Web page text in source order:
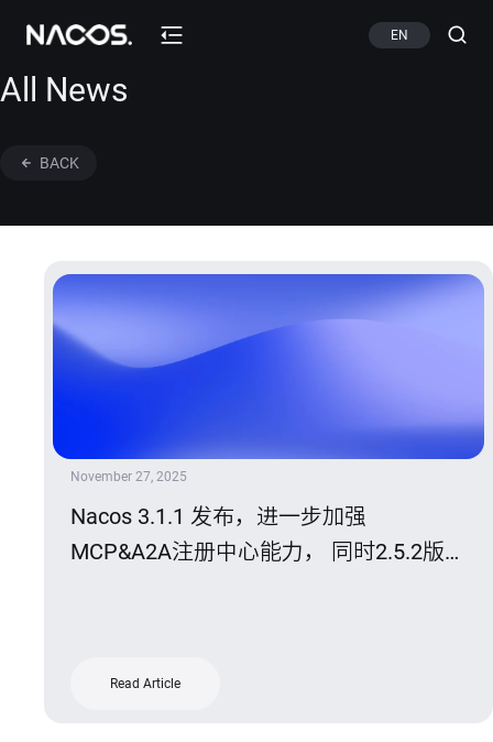
EN
All News
BACK
November 27, 2025
Nacos 3.1.1 发布，进一步加强
MCP&A2A注册中心能力， 同时2.5.2版本
Read Article